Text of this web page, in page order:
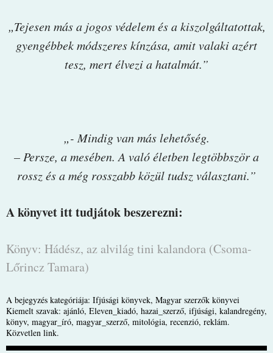
„Tejesen más a jogos védelem és a kiszolgáltatottak,
gyengébbek módszeres kínzása, amit valaki azért
tesz, mert élvezi a hatalmát.”
„- Mindig van más lehetőség.
– Persze, a mesében. A való életben legtöbbször a
rossz és a még rosszabb közül tudsz választani.”
A könyvet itt tudjátok beszerezni:
Könyv: Hádész, az alvilág tini kalandora (Csoma-
Lőrincz Tamara)
A bejegyzés kategóriája: Ifjúsági könyvek, Magyar szerzők könyvei
Kiemelt szavak: ajánló, Eleven_kiadó, hazai_szerző, ifjúsági, kalandregény,
könyv, magyar_író, magyar_szerző, mitológia, recenzió, reklám.
Közvetlen link.